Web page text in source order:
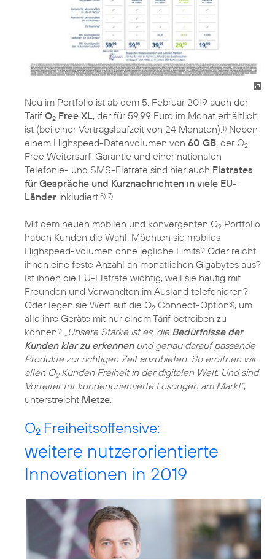
Neu im Portfolio ist ab dem 5. Februar 2019 auch der
Tarif O2 Free XL, der für 59,99 Euro im Monat erhältlich
ist (bei einer Vertragslaufzeit von 24 Monaten). 1) Neben
einem Highspeed-Datenvolumen von 60 GB, der O2
Free Weitersurf-Garantie und einer nationalen
Telefonie- und SMS-Flatrate sind hier auch Flatrates
für Gespräche und Kurznachrichten in viele EU-
Länder inkludiert. 5), 7)
Mit dem neuen mobilen und konvergenten O2 Portfolio
haben Kunden die Wahl. Möchten sie mobiles
Highspeed-Volumen ohne jegliche Limits? Oder reicht
ihnen eine feste Anzahl an monatlichen Gigabytes aus?
Ist ihnen die EU-Flatrate wichtig, weil sie häufig mit
Freunden und Verwandten im Ausland telefonieren?
Oder legen sie Wert auf die O2 Connect-Option8), um
alle ihre Geräte mit nur einem Tarif betreiben zu
können? „Unsere Stärke ist es, die Bedürfnisse der
Kunden klar zu erkennenund genau darauf passende
Produkte zur richtigen Zeit anzubieten. So eröffnen wir
allen O2Kunden Freiheit in der digitalen Welt. Und sind
Vorreiter für kundenorientierte Lösungen am Markt“,
unterstreicht Metze
O2 Freiheitsoffensive:
weitere nutzerorientierte
Innovationen in 2019